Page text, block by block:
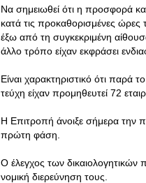
Να σημειωθεί ότι η προσφορά
κατά τις προκαθορισμένες
έξω από τη συγκεκριμένη
άλλο τρόπο είχαν εκφράσει
Είναι χαρακτηριστικό ότι παρά
τεύχη είχαν προμηθευτεί 72
Η Επιτροπή άνοιξε σήμερα την
πρώτη φάση.
Ο έλεγχος των δικαιολογητικών
νομική διερεύνηση τους.